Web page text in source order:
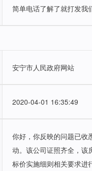
简单电话了解了就打发我
安宁市人民政府网站
2020-04-01 16:35:49
你好，你反映的问题已收
动。该公司证照齐全，该
标价实施细则相关要求进